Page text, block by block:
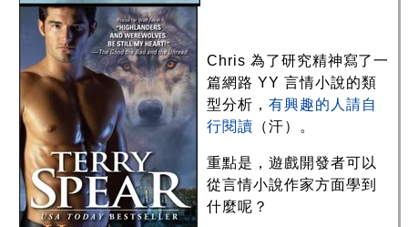
Chris 為了研究精神寫了一
篇網路 YY 言情小說的類
型分析， 有興趣的人請自
行閱讀 （汗）。
重點是，遊戲開發者可以
從言情小說作家方面學到
什麼呢？